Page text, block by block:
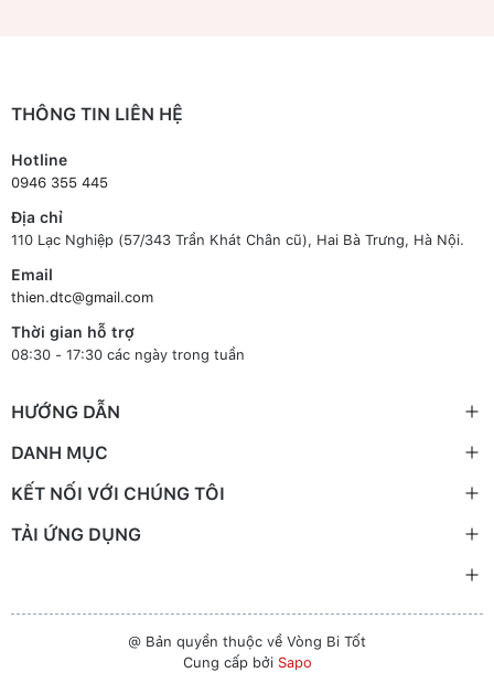
THÔNG TIN LIÊN HỆ
Hotline
0946 355 445
Địa chỉ
110 Lạc Nghiệp (57/343 Trần Khát Chân cũ), Hai Bà Trưng, Hà Nội.
Email
thien.dtc@gmail.com
Thời gian hỗ trợ
08:30 - 17:30 các ngày trong tuần
HƯỚNG DẪN
DANH MỤC
KẾT NỐI VỚI CHÚNG TÔI
TẢI ỨNG DỤNG
@ Bản quyền thuộc về Vòng Bi Tốt
Cung cấp bởi Sapo